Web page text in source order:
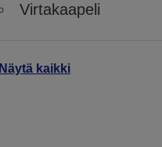
Virtakaapeli
Näytä kaikki